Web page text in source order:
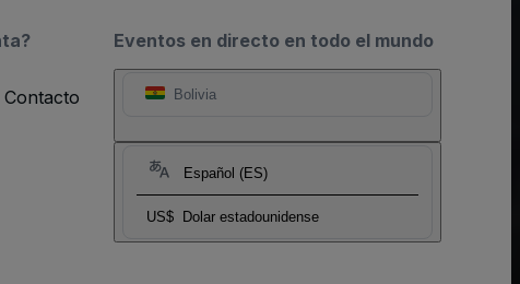
Eventos en directo en todo el mundo
Bolivia
Español (ES)
US$ Dolar estadounidense